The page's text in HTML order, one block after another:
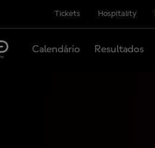
Tickets Hospitality
Calendário Resultados